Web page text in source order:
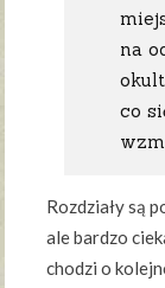
na
co
Rozdziały są
ale bardzo
chodzi o